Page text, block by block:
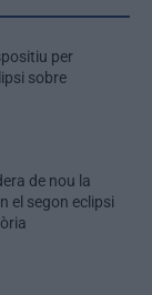
per
sobre
de nou la
el segon eclipsi